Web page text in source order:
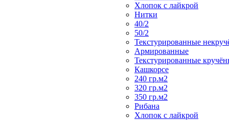
Хлопок с лайкрой
Нитки
40/2
50/2
Текстурированные
Армированные
Текстурированные
Кашкорсе
240 гр.м2
320 гр.м2
350 гр.м2
Рибана
Хлопок с лайкрой